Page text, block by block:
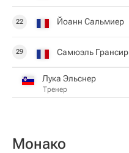
22 Йоанн Сальмиер
29 Самюэль Грансир
Лука Эльснер
Тренер
Монако